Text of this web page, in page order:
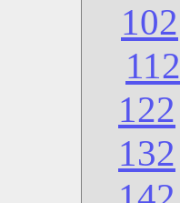
102
112
122
132